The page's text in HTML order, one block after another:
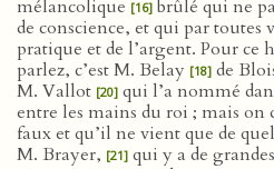
mélancolique [16] brûlé qui ne
de conscience, et qui par toutes
pratique et de l’argent. Pour ce
parlez, c’est M. Belay [18] de
M. Vallot [20] qui l’a nommé
entre les mains du roi ; mais on
faux et qu’il ne vient que de
M. Brayer, [21] qui y a de